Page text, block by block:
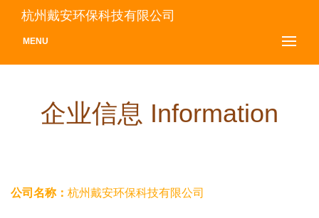
杭州戴安环保科技有限公司
MENU
企业信息 Information
公司名称： 杭州戴安环保科技有限公司